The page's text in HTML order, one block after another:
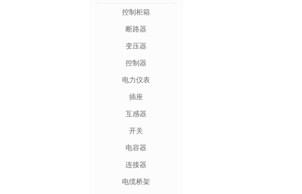
控制柜箱
断路器
变压器
控制器
电力仪表
插座
互感器
开关
电容器
连接器
电缆桥架